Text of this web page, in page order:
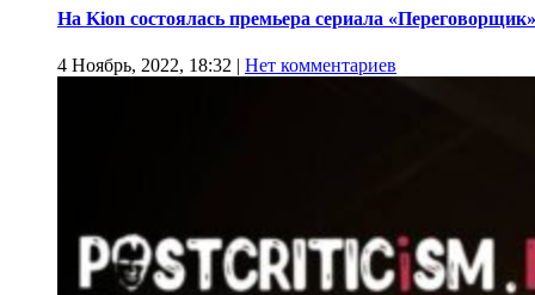
На Kion состоялась премьера сериала «Переговорщик»
4 Ноябрь, 2022, 18:32 | Нет комментариев